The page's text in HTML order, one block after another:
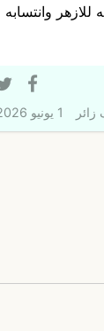
وانتسابه
زائر 1 يونيو 2026